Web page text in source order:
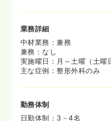
業務詳細
中材業務：兼務
兼務：なし
実施曜日：月～土曜（土曜
主な症例：整形外科のみ
勤務体制
日勤体制：3－4名